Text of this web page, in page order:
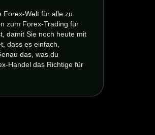
Forex-Welt für alle zu
zum Forex-Trading für
damit Sie noch heute mit
dass es einfach,
das, was du
Handel das Richtige für